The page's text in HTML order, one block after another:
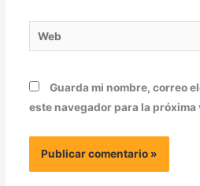
Web
Guarda mi nombre, correo
este navegador para la próxima